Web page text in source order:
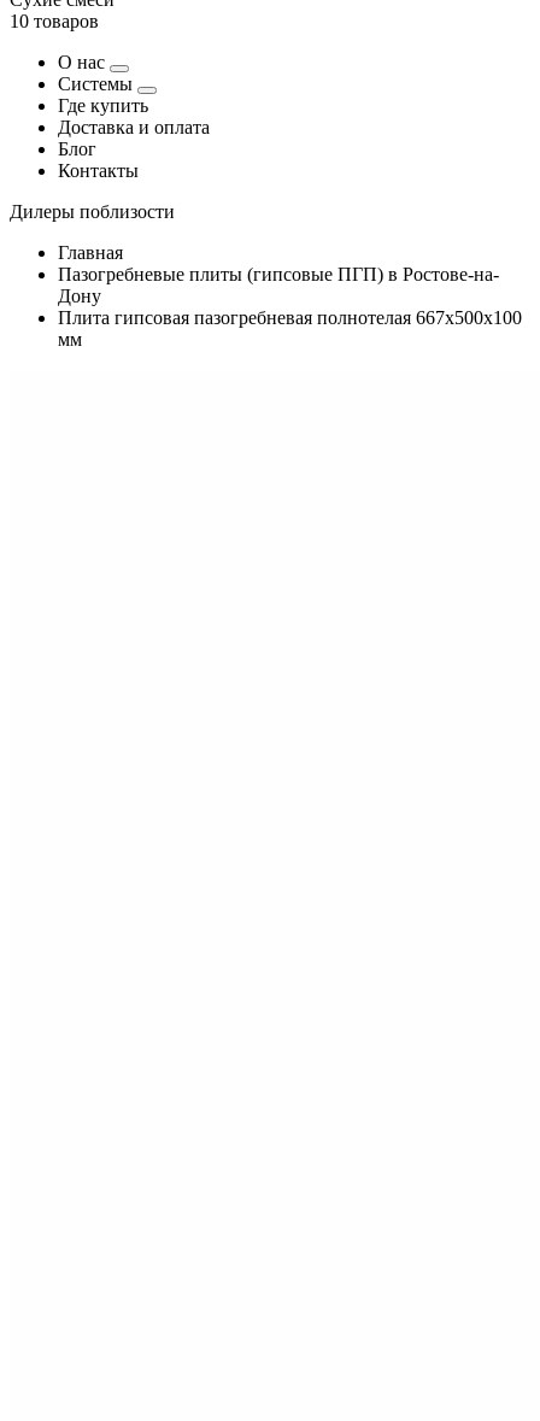
10 товаров
О нас
Системы
Где купить
Доставка и оплата
Блог
Контакты
Дилеры поблизости
Главная
Пазогребневые плиты (гипсовые ПГП) в Ростове-на-
Дону
Плита гипсовая пазогребневая полнотелая 667х500х100
мм